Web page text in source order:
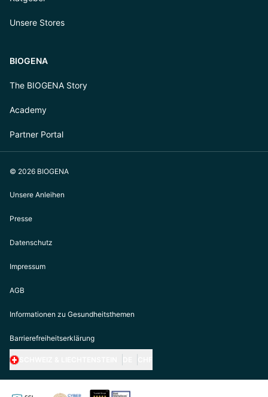
Unsere Stores
BIOGENA
The BIOGENA Story
Academy
Partner Portal
© 2026 BIOGENA
Unsere Anleihen
Presse
Datenschutz
Impressum
AGB
Informationen zu Gesundheitsthemen
Barrierefreiheitserklärung
https://biogena.com/de-at
https://biogena.com/de-de